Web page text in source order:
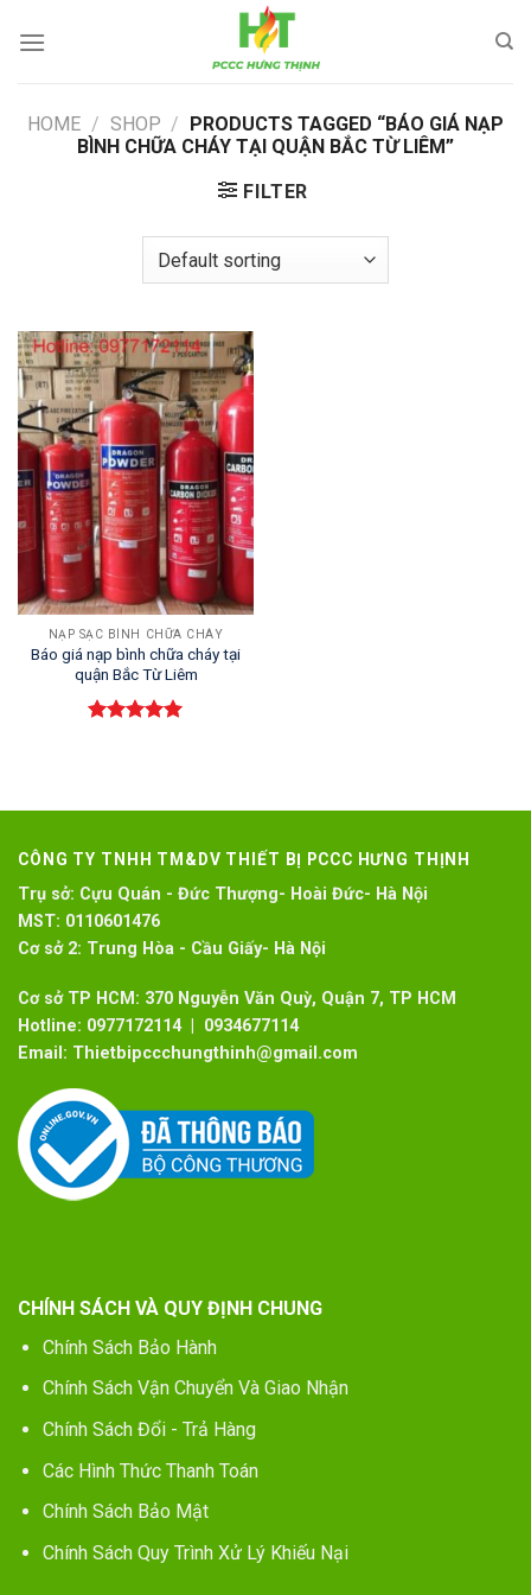
HOME / SHOP / PRODUCTS TAGGED “BÁO GIÁ NẠP
BÌNH CHỮA CHÁY TẠI QUẬN BẮC TỪ LIÊM”
FILTER
NẠP SẠC BÌNH CHỮA CHÁY
Báo giá nạp bình chữa cháy tại
quận Bắc Từ Liêm
CÔNG TY TNHH TM&DV THIẾT BỊ PCCC HƯNG THỊNH
Trụ sở: Cựu Quán - Đức Thượng- Hoài Đức- Hà Nội
MST: 0110601476
Cơ sở 2: Trung Hòa - Cầu Giấy- Hà Nội
Cơ sở TP HCM: 370 Nguyễn Văn Quỳ, Quận 7, TP HCM
Hotline: 0977172114 | 0934677114
Email: Thietbipccchungthinh@gmail.com
CHÍNH SÁCH VÀ QUY ĐỊNH CHUNG
Chính Sách Bảo Hành
Chính Sách Vận Chuyển Và Giao Nhận
Chính Sách Đổi - Trả Hàng
Các Hình Thức Thanh Toán
Chính Sách Bảo Mật
Chính Sách Quy Trình Xử Lý Khiếu Nại